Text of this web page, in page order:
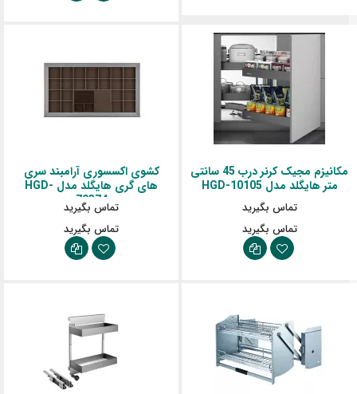
مکانیزم مجیک کرنر درب 45 سانتی
متر هایگلد مدل HGD-10105
تماس بگیرید
تماس بگیرید
کشوی اکسسوری آرامبند سری
های گری هایگلد مدل HGD-
70374
تماس بگیرید
تماس بگیرید